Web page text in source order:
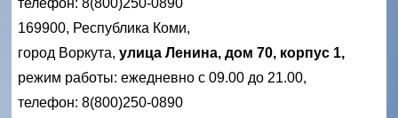
телефон: 8(800)250-0890
169900, Республика Коми,
город Воркута, улица Ленина, дом 70, корпус 1,
режим работы: ежедневно с 09.00 до 21.00,
телефон: 8(800)250-0890